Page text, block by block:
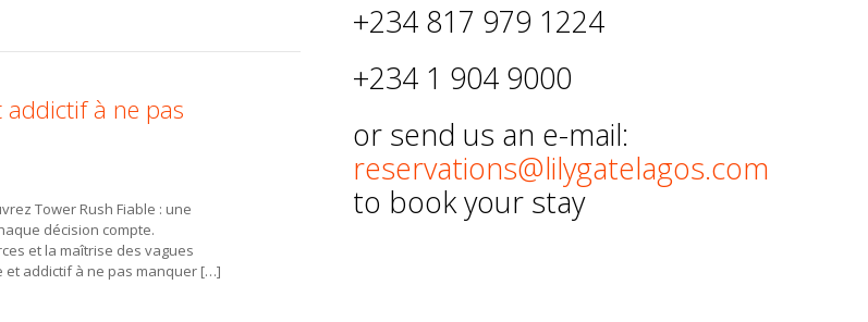
addictif à ne pas
Tower Rush Fiable : une
décision compte.
et la maîtrise des vagues
et addictif à ne pas manquer […]
+234 817 979 1224
+234 1 904 9000
or send us an e-mail:
reservations@lilygatelagos.com
to book your stay